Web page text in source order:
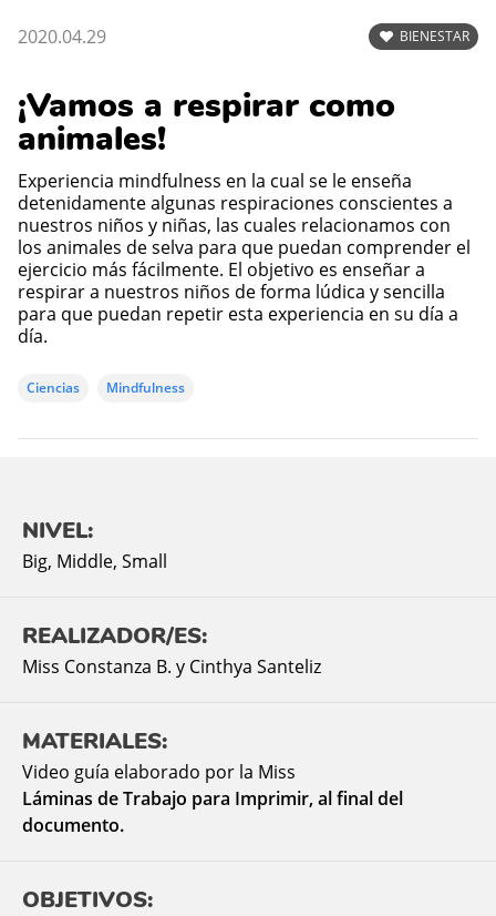
2020.04.29 BIENESTAR
¡Vamos a respirar como
animales!
Experiencia mindfulness en la cual se le enseña
detenidamente algunas respiraciones conscientes a
nuestros niños y niñas, las cuales relacionamos con
los animales de selva para que puedan comprender el
ejercicio más fácilmente. El objetivo es enseñar a
respirar a nuestros niños de forma lúdica y sencilla
para que puedan repetir esta experiencia en su día a
día.
Ciencias Mindfulness
NIVEL:
Big, Middle, Small
REALIZADOR/ES:
Miss Constanza B. y Cinthya Santeliz
MATERIALES:
Video guía elaborado por la Miss
Láminas de Trabajo para Imprimir, al final del
documento.
OBJETIVOS: